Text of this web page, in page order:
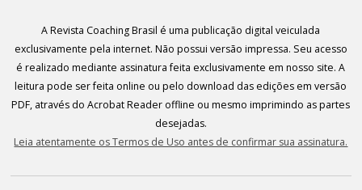
A Revista Coaching Brasil é uma publicação digital veiculada
exclusivamente pela internet. Não possui versão impressa. Seu acesso
é realizado mediante assinatura feita exclusivamente em nosso site. A
leitura pode ser feita online ou pelo download das edições em versão
PDF, através do Acrobat Reader offline ou mesmo imprimindo as partes
desejadas.
Leia atentamente os Termos de Uso antes de confirmar sua assinatura.